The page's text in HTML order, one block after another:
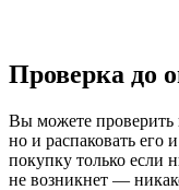
Проверка до
Вы можете проверить
но и распаковать его
покупку только если
не возникнет —